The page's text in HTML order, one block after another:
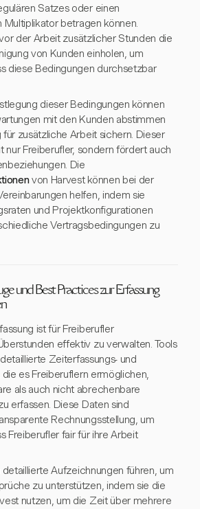
Satzes oder einen
betragen können.
der Arbeit zusätzlicher Stunden die
von Kunden einholen, um
diese Bedingungen durchsetzbar
dieser Bedingungen können
mit den Kunden abstimmen
zusätzliche Arbeit sichern. Dieser
nur Freiberufler, sondern fördert auch
Die
von Harvest können bei der
helfen, indem sie
und Projektkonfigurationen
Vertragsbedingungen zu
und Best Practices zur Erfassung
ist für Freiberufler
effektiv zu verwalten. Tools
Zeiterfassungs- und
es Freiberuflern ermöglichen,
als auch nicht abrechenbare
erfassen. Diese Daten sind
Rechnungsstellung, um
Freiberufler fair für ihre Arbeit
Aufzeichnungen führen, um
zu unterstützen, indem sie die
nutzen, um die Zeit über mehrere